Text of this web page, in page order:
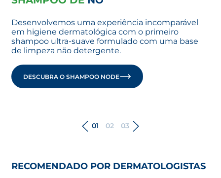
Desenvolvemos uma experiência incomparável
em higiene dermatológica com o primeiro
shampoo ultra-suave formulado com uma base
de limpeza não detergente.
DESCUBRA O SHAMPOO NODE
01 02 03
RECOMENDADO POR DERMATOLOGISTAS